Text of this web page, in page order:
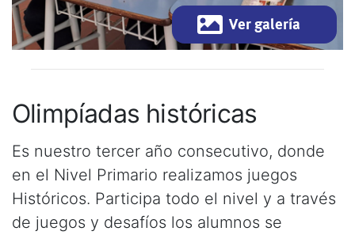
Ver galería
Olimpíadas históricas
Es nuestro tercer año consecutivo, donde
en el Nivel Primario realizamos juegos
Históricos. Participa todo el nivel y a través
de juegos y desafíos los alumnos se